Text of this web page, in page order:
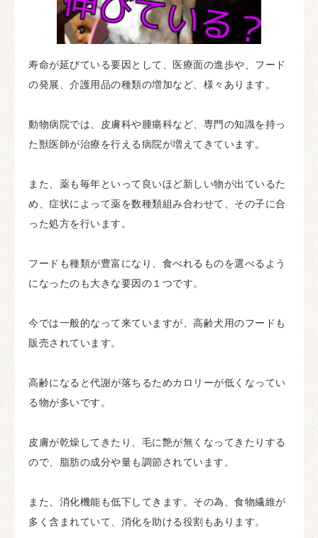
寿命が延びている要因として、医療面の進歩や、フード
の発展、介護用品の種類の増加など、様々あります。
動物病院では、皮膚科や腫瘍科など、専門の知識を持っ
た獣医師が治療を行える病院が増えてきています。
また、薬も毎年といって良いほど新しい物が出ているた
め、症状によって薬を数種類組み合わせて、その子に合
った処方を行います。
フードも種類が豊富になり、食べれるものを選べるよう
になったのも大きな要因の１つです。
今では一般的なって来ていますが、高齢犬用のフードも
販売されています。
高齢になると代謝が落ちるためカロリーが低くなってい
る物が多いです。
皮膚が乾燥してきたり、毛に艶が無くなってきたりする
ので、脂肪の成分や量も調節されています。
また、消化機能も低下してきます。その為、食物繊維が
多く含まれていて、消化を助ける役割もあります。